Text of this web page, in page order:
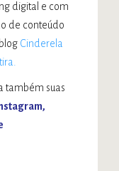
digital e com
de conteúdo
Cinderela
também suas